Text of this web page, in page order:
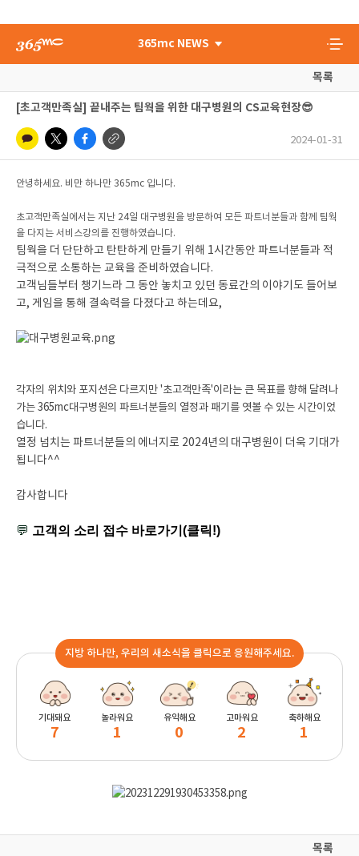
365mc NEWS
목록
[초고객만족실] 끝내주는 팀웍을 위한 대구병원의 CS교육현장😎
2024-01-31
안녕하세요. 비만 하나만 365mc 입니다.
초고객만족실에서는 지난 24일 대구병원을 방문하여 모든 파트너분들과 함께 팀웍
을 다지는 서비스강의를 진행하였습니다.
팀웍을 더 단단하고 탄탄하게 만들기 위해 1시간동안 파트너분들과 적
극적으로 소통하는 교육을 준비하였습니다.
고객님들부터 챙기느라 그 동안 놓치고 있던 동료간의 이야기도 들어보
고, 게임을 통해 결속력을 다졌다고 하는데요,
각자의 위치와 포지션은 다르지만 '초고객만족'이라는 큰 목표를 향해 달려나
가는 365mc대구병원의 파트너분들의 열정과 패기를 엿볼 수 있는 시간이었
습니다.
열정 넘치는 파트너분들의 에너지로 2024년의 대구병원이 더욱 기대가
됩니다^^
감사합니다
💬 고객의 소리 접수 바로가기(클릭!)
지방 하나만, 우리의 새소식을 클릭으로 응원해주세요.
기대돼요
7
놀라워요
1
유익해요
0
고마워요
2
축하해요
1
목록